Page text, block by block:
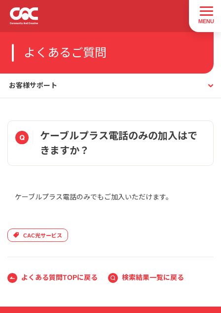
よくあるご質問
お客様サポート
ケーブルプラス電話のみの加入はで
きますか？
ケーブルプラス電話のみでもご加入いただけます。
CAC光サービス
よくある質問TOPに戻る 検索結果一覧に戻る